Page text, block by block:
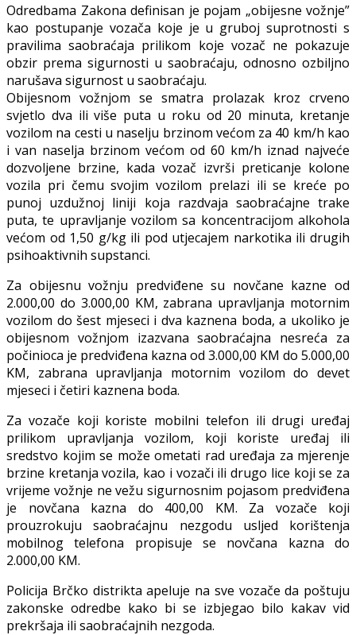
Odredbama Zakona definisan je pojam „obijesne vožnje”
kao postupanje vozača koje je u gruboj suprotnosti s
pravilima saobraćaja prilikom koje vozač ne pokazuje
obzir prema sigurnosti u saobraćaju, odnosno ozbiljno
narušava sigurnost u saobraćaju.
Obijesnom vožnjom se smatra prolazak kroz crveno
svjetlo dva ili više puta u roku od 20 minuta, kretanje
vozilom na cesti u naselju brzinom većom za 40 km/h kao
i van naselja brzinom većom od 60 km/h iznad najveće
dozvoljene brzine, kada vozač izvrši preticanje kolone
vozila pri čemu svojim vozilom prelazi ili se kreće po
punoj uzdužnoj liniji koja razdvaja saobraćajne trake
puta, te upravljanje vozilom sa koncentracijom alkohola
većom od 1,50 g/kg ili pod utjecajem narkotika ili drugih
psihoaktivnih supstanci.
Za obijesnu vožnju predviđene su novčane kazne od
2.000,00 do 3.000,00 KM, zabrana upravljanja motornim
vozilom do šest mjeseci i dva kaznena boda, a ukoliko je
obijesnom vožnjom izazvana saobraćajna nesreća za
počinioca je predviđena kazna od 3.000,00 KM do 5.000,00
KM, zabrana upravljanja motornim vozilom do devet
mjeseci i četiri kaznena boda.
Za vozače koji koriste mobilni telefon ili drugi uređaj
prilikom upravljanja vozilom, koji koriste uređaj ili
sredstvo kojim se može ometati rad uređaja za mjerenje
brzine kretanja vozila, kao i vozači ili drugo lice koji se za
vrijeme vožnje ne vežu sigurnosnim pojasom predviđena
je novčana kazna do 400,00 KM. Za vozače koji
prouzrokuju saobraćajnu nezgodu usljed korištenja
mobilnog telefona propisuje se novčana kazna do
2.000,00 KM.
Policija Brčko distrikta apeluje na sve vozače da poštuju
zakonske odredbe kako bi se izbjegao bilo kakav vid
prekršaja ili saobraćajnih nezgoda.